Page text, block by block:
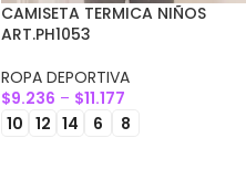
CAMISETA TERMICA NIÑOS
ART.PH1053
ROPA DEPORTIVA
$9.236 – $11.177
10 12 14 6 8